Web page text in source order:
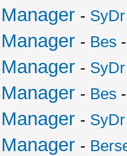
- SyDr
- Bes
- SyDr
- Bes
- SyDr
-